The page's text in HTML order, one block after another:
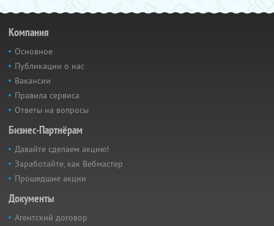
Компания
Основное
Публикации о нас
Вакансии
Правила сервиса
Ответы на вопросы
Бизнес-Партнёрам
Давайте сделаем акцию!
Заработайте, как Вебмастер
Прошедшие акции
Документы
Агентский договор